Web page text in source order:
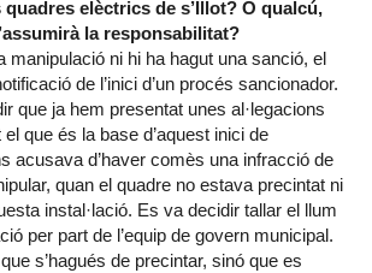
elèctrics de s’Illot? O qualcú,
la responsabilitat?
manipulació ni hi ha hagut una sanció, el
de l’inici d’un procés sancionador.
que ja hem presentat unes al·legacions
que és la base d’aquest inici de
acusava d’haver comès una infracció de
quan el quadre no estava precintat ni
instal·lació. Es va decidir tallar el llum
per part de l’equip de govern municipal.
s’hagués de precintar, sinó que es